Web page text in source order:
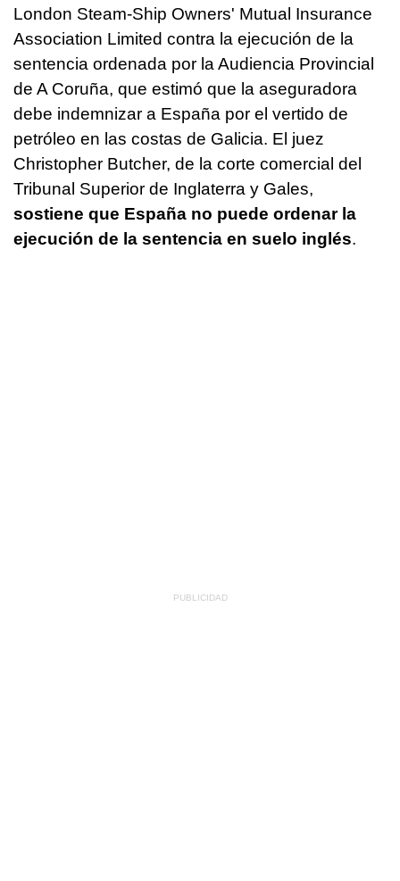
London Steam-Ship Owners' Mutual Insurance
Association Limited contra la ejecución de la
sentencia ordenada por la Audiencia Provincial
de A Coruña, que estimó que la aseguradora
debe indemnizar a España por el vertido de
petróleo en las costas de Galicia. El juez
Christopher Butcher, de la corte comercial del
Tribunal Superior de Inglaterra y Gales,
sostiene que España no puede ordenar la
ejecución de la sentencia en suelo inglés.